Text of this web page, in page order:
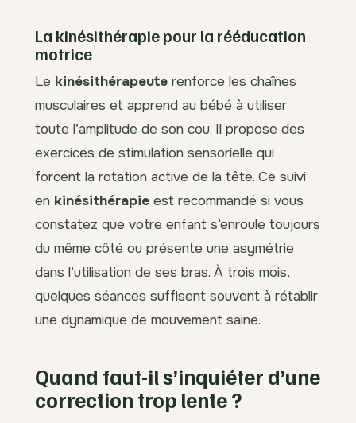
La kinésithérapie pour la rééducation
motrice
Le kinésithérapeute renforce les chaînes
musculaires et apprend au bébé à utiliser
toute l’amplitude de son cou. Il propose des
exercices de stimulation sensorielle qui
forcent la rotation active de la tête. Ce suivi
en kinésithérapie est recommandé si vous
constatez que votre enfant s’enroule toujours
du même côté ou présente une asymétrie
dans l’utilisation de ses bras. À trois mois,
quelques séances suffisent souvent à rétablir
une dynamique de mouvement saine.
Quand faut-il s’inquiéter d’une
correction trop lente ?